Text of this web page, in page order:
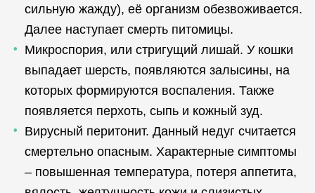
сильную жажду), её организм обезвоживается.
Далее наступает смерть питомицы.
Микроспория, или стригущий лишай. У кошки
выпадает шерсть, появляются залысины, на
которых формируются воспаления. Также
появляется перхоть, сыпь и кожный зуд.
Вирусный перитонит. Данный недуг считается
смертельно опасным. Характерные симптомы
– повышенная температура, потеря аппетита,